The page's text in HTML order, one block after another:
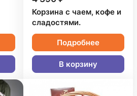
Корзина с чаем, кофе и
сладостями.
Подробнее
В корзину